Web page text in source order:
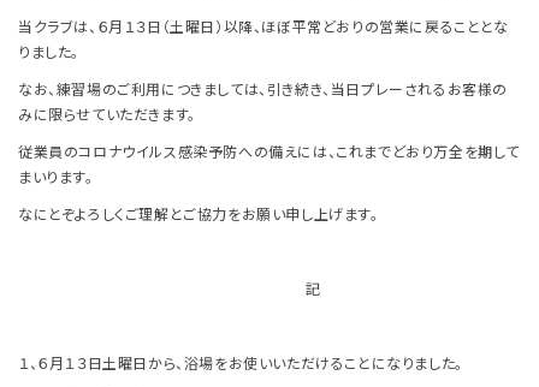
当クラブは、６月１３日（土曜日）以降、ほぼ平常どおりの営業に戻ることとな
りました。
なお、練習場のご利用につきましては、引き続き、当日プレーされるお客様の
みに限らせていただきます。
従業員のコロナウイルス感染予防への備えには、これまでどおり万全を期して
まいります。
なにとぞよろしくご理解とご協力をお願い申し上げます。
記
１、６月１３日土曜日から、浴場をお使いいただけることになりました。